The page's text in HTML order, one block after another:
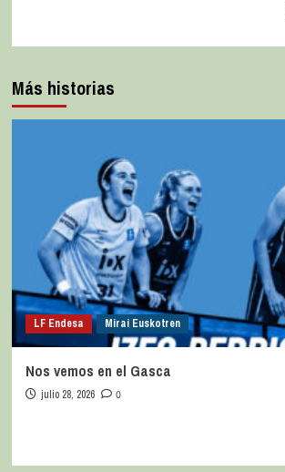
Más historias
LF Endesa Mirai Euskotren
Nos vemos en el Gasca
julio 28, 2026 0